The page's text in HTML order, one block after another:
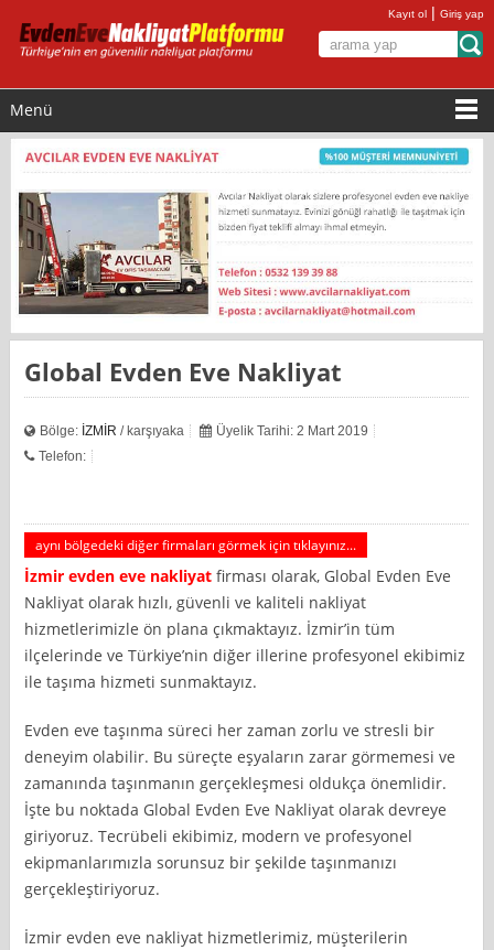
Kayıt ol |Giriş yap
Menü
Global Evden Eve Nakliyat
Bölge: İZMİR / karşıyaka
Üyelik Tarihi: 2 Mart 2019
Telefon:
aynı bölgedeki diğer firmaları görmek için tıklayınız...
İzmir evden eve nakliyat firması olarak, Global Evden Eve
Nakliyat olarak hızlı, güvenli ve kaliteli nakliyat
hizmetlerimizle ön plana çıkmaktayız. İzmir’in tüm
ilçelerinde ve Türkiye’nin diğer illerine profesyonel ekibimiz
ile taşıma hizmeti sunmaktayız.
Evden eve taşınma süreci her zaman zorlu ve stresli bir
deneyim olabilir. Bu süreçte eşyaların zarar görmemesi ve
zamanında taşınmanın gerçekleşmesi oldukça önemlidir.
İşte bu noktada Global Evden Eve Nakliyat olarak devreye
giriyoruz. Tecrübeli ekibimiz, modern ve profesyonel
ekipmanlarımızla sorunsuz bir şekilde taşınmanızı
gerçekleştiriyoruz.
İzmir evden eve nakliyat hizmetlerimiz, müşterilerin